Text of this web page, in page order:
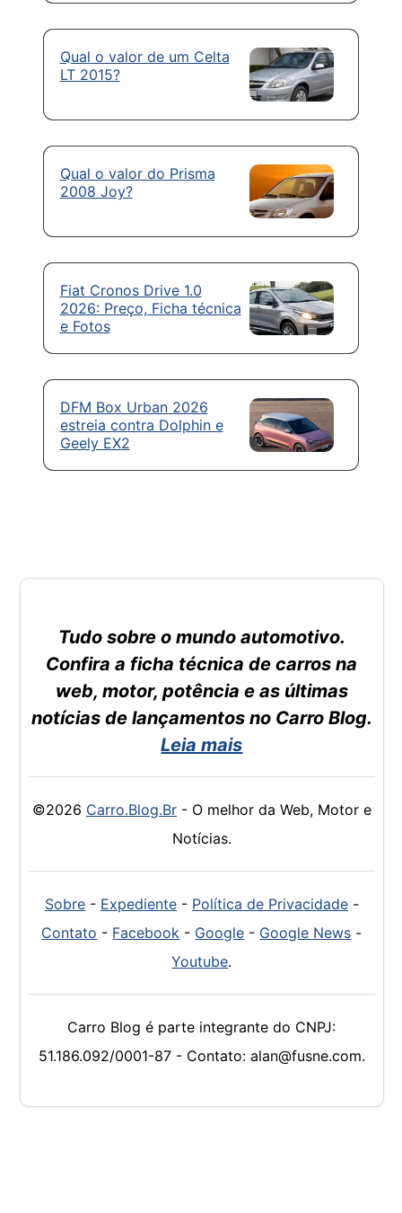
Qual o valor de um Celta
LT 2015?
Qual o valor do Prisma
2008 Joy?
Fiat Cronos Drive 1.0
2026: Preço, Ficha técnica
e Fotos
DFM Box Urban 2026
estreia contra Dolphin e
Geely EX2
Tudo sobre o mundo automotivo.
Confira a ficha técnica de carros na
web, motor, potência e as últimas
notícias de lançamentos no Carro Blog.
Leia mais
©2026 Carro.Blog.Br- O melhor da Web, Motor e
Notícias.
Sobre- Expediente- Política de Privacidade-
Contato - Facebook - Google - Google News -
Youtube.
Carro Blog é parte integrante do CNPJ:
51.186.092/0001-87 - Contato: alan@fusne.com.